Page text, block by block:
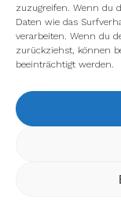
zuzugreifen. Wenn du
Daten wie das
verarbeiten. Wenn du
zurückziehst, können
beeinträchtigt werden.
Wir verwenden
verwenden oder sie